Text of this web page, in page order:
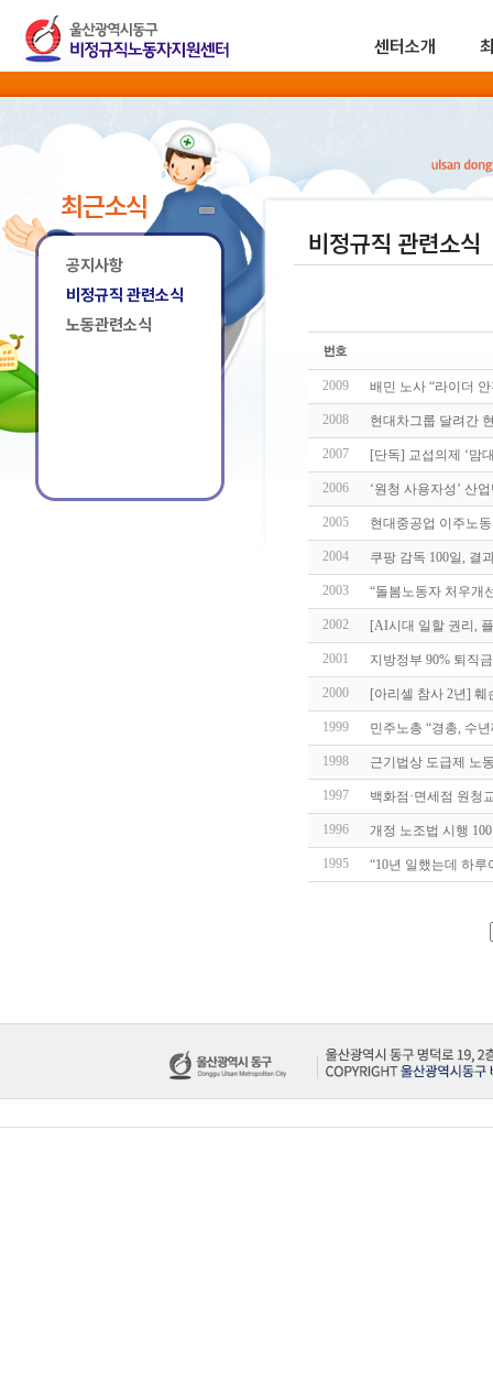
센터소개
최근소식
공지사항
비정규직 관련소식
노동관련소식
비정규직 관련소식
2009 배민 노사 “라이더
2008 현대차그룹 달려간
2007 [단독] 교섭의제 ‘맘
2006 ‘원청 사용자성’ 산
2005 현대중공업 이주노
2004 쿠팡 감독 100일, 결
2003 “돌봄노동자 처우개
2002 [AI시대 일할 권리,
2001 지방정부 90% 퇴직
2000 [아리셀 참사 2년]
1999 민주노총 “경총, 수
1998 근기법상 도급제 노
1997 백화점·면세점 원청
1996 개정 노조법 시행
1995 “10년 일했는데 하